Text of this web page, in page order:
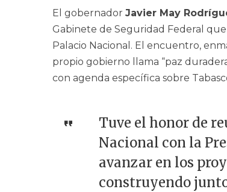
El gobernador Javier May
Gabinete de Seguridad Federal
Palacio Nacional. El encuentro,
propio gobierno llama “paz
con agenda específica sobre
Tuve el honor de
Nacional con la
avanzar en los
construyendo